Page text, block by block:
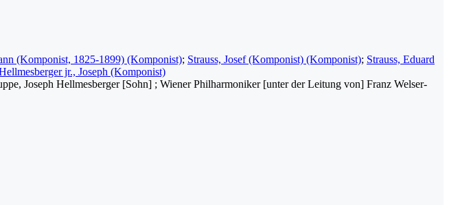
(Komponist, 1825-1899) (Komponist); Strauss, Josef (Komponist) (Komponist); Strauss, Eduard
jr., Joseph (Komponist)
Joseph Hellmesberger [Sohn] ; Wiener Philharmoniker [unter der Leitung von] Franz Welser-